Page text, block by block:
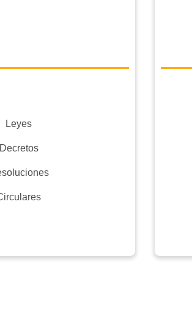
Leyes
Decretos